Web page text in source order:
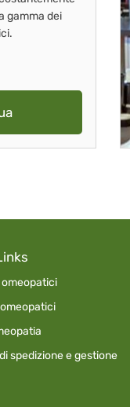
gamma dei
omeopatici
spedizione e gestione